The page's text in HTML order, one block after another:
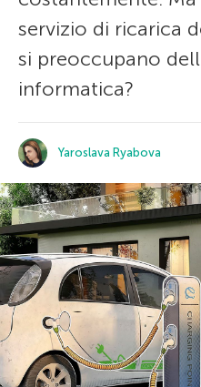
servizio di ricarica
si preoccupano
informatica?
Yaroslava Ryabova